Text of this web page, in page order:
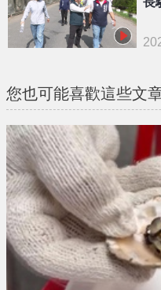
您也可能喜歡這些文